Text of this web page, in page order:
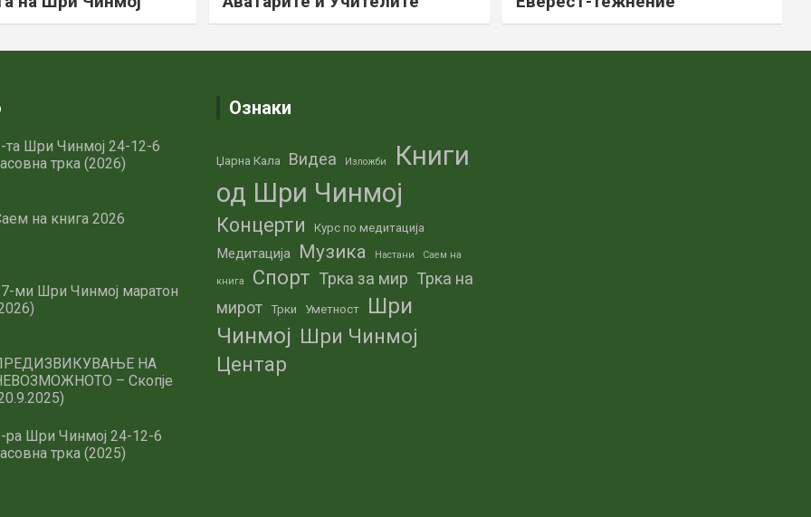
та Шри Чинмој 24-12-6
трка (2026)
на книга 2026
ми Шри Чинмој маратон
НА
– Скопје
ра Шри Чинмој 24-12-6
трка (2025)
Ознаки
Џарна Кала Видеа Изложби
Книги
од Шри Чинмој
Концерти Курс по медитација
Медитација Музика Настани Саем на
книга Спорт Трка за мир Трка на
мирот Трки Уметност
Шри
Чинмој Шри Чинмој
Центар